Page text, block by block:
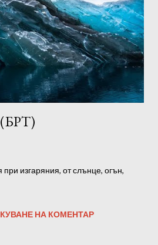
(БРТ)
изгаряния, от слънце, огън,
НА КОМЕНТАР